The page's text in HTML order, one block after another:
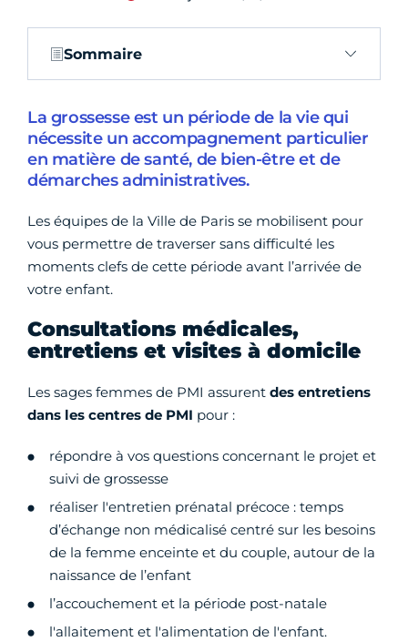
Sommaire
La grossesse est un période de la vie qui
nécessite un accompagnement particulier
en matière de santé, de bien-être et de
démarches administratives.
Les équipes de la Ville de Paris se mobilisent pour
vous permettre de traverser sans difficulté les
moments clefs de cette période avant l’arrivée de
votre enfant.
Consultations médicales,
entretiens et visites à domicile
Les sages femmes de PMI assurent des entretiens
dans les centres de PMI pour :
répondre à vos questions concernant le projet et
suivi de grossesse
réaliser l'entretien prénatal précoce : temps
d’échange non médicalisé centré sur les besoins
de la femme enceinte et du couple, autour de la
naissance de l’enfant
l’accouchement et la période post-natale
l'allaitement et l'alimentation de l'enfant.